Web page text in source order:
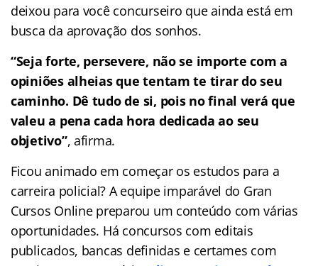
deixou para você concurseiro que ainda está em
busca da aprovação dos sonhos.
“Seja forte, persevere, não se importe com a
opiniões alheias que tentam te tirar do seu
caminho. Dê tudo de si, pois no final verá que
valeu a pena cada hora dedicada ao seu
objetivo”, afirma.
Ficou animado em começar os estudos para a
carreira policial? A equipe imparável do Gran
Cursos Online preparou um conteúdo com várias
oportunidades. Há concursos com editais
publicados, bancas definidas e certames com